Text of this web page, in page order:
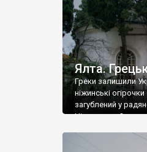
Ялта.
Греки залишили
ніжинські
загублений у
Ніжин греки?